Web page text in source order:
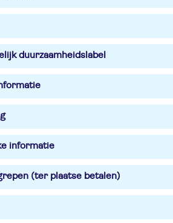
duurzaamheidslabel
informatie
(ter plaatse betalen)